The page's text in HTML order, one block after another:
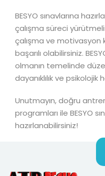
BESYO sınavlarına
çalışma süreci
çalışma ve motivasyon
başarılı olabilirsiniz.
olmanın temelinde
dayanıklılık ve psikolojik
Unutmayın, doğru
programları ile BESYO
hazırlanabilirsiniz!